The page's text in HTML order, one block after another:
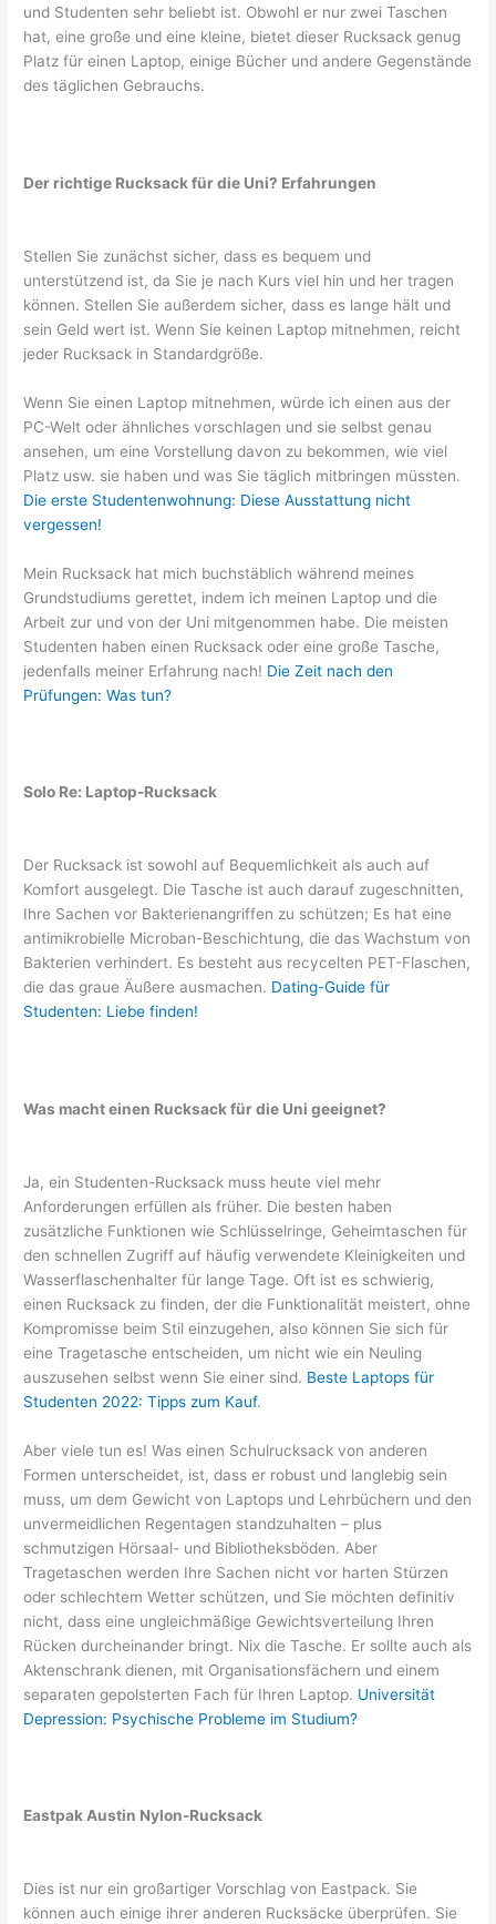
und Studenten sehr beliebt ist. Obwohl er nur zwei Taschen
hat, eine große und eine kleine, bietet dieser Rucksack genug
Platz für einen Laptop, einige Bücher und andere Gegenstände
des täglichen Gebrauchs.
Der richtige Rucksack für die Uni? Erfahrungen
Stellen Sie zunächst sicher, dass es bequem und
unterstützend ist, da Sie je nach Kurs viel hin und her tragen
können. Stellen Sie außerdem sicher, dass es lange hält und
sein Geld wert ist. Wenn Sie keinen Laptop mitnehmen, reicht
jeder Rucksack in Standardgröße.
Wenn Sie einen Laptop mitnehmen, würde ich einen aus der
PC-Welt oder ähnliches vorschlagen und sie selbst genau
ansehen, um eine Vorstellung davon zu bekommen, wie viel
Platz usw. sie haben und was Sie täglich mitbringen müssten.
Die erste Studentenwohnung: Diese Ausstattung nicht
vergessen!
Mein Rucksack hat mich buchstäblich während meines
Grundstudiums gerettet, indem ich meinen Laptop und die
Arbeit zur und von der Uni mitgenommen habe. Die meisten
Studenten haben einen Rucksack oder eine große Tasche,
jedenfalls meiner Erfahrung nach! Die Zeit nach den
Prüfungen: Was tun?
Solo Re: Laptop-Rucksack
Der Rucksack ist sowohl auf Bequemlichkeit als auch auf
Komfort ausgelegt. Die Tasche ist auch darauf zugeschnitten,
Ihre Sachen vor Bakterienangriffen zu schützen; Es hat eine
antimikrobielle Microban-Beschichtung, die das Wachstum von
Bakterien verhindert. Es besteht aus recycelten PET-Flaschen,
die das graue Äußere ausmachen. Dating-Guide für
Studenten: Liebe finden!
Was macht einen Rucksack für die Uni geeignet?
Ja, ein Studenten-Rucksack muss heute viel mehr
Anforderungen erfüllen als früher. Die besten haben
zusätzliche Funktionen wie Schlüsselringe, Geheimtaschen für
den schnellen Zugriff auf häufig verwendete Kleinigkeiten und
Wasserflaschenhalter für lange Tage. Oft ist es schwierig,
einen Rucksack zu finden, der die Funktionalität meistert, ohne
Kompromisse beim Stil einzugehen, also können Sie sich für
eine Tragetasche entscheiden, um nicht wie ein Neuling
auszusehen selbst wenn Sie einer sind. Beste Laptops für
Studenten 2022: Tipps zum Kauf.
Aber viele tun es! Was einen Schulrucksack von anderen
Formen unterscheidet, ist, dass er robust und langlebig sein
muss, um dem Gewicht von Laptops und Lehrbüchern und den
unvermeidlichen Regentagen standzuhalten – plus
schmutzigen Hörsaal- und Bibliotheksböden. Aber
Tragetaschen werden Ihre Sachen nicht vor harten Stürzen
oder schlechtem Wetter schützen, und Sie möchten definitiv
nicht, dass eine ungleichmäßige Gewichtsverteilung Ihren
Rücken durcheinander bringt. Nix die Tasche. Er sollte auch als
Aktenschrank dienen, mit Organisationsfächern und einem
separaten gepolsterten Fach für Ihren Laptop. Universität
Depression: Psychische Probleme im Studium?
Eastpak Austin Nylon-Rucksack
Dies ist nur ein großartiger Vorschlag von Eastpack. Sie
können auch einige ihrer anderen Rucksäcke überprüfen. Sie